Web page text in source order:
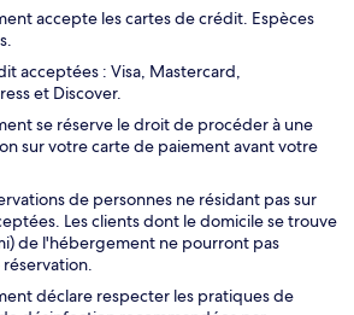
accepte les cartes de crédit. Espèces
acceptées : Visa, Mastercard,
et Discover.
se réserve le droit de procéder à une
sur votre carte de paiement avant votre
de personnes ne résidant pas sur
Les clients dont le domicile se trouve
de l'hébergement ne pourront pas
déclare respecter les pratiques de